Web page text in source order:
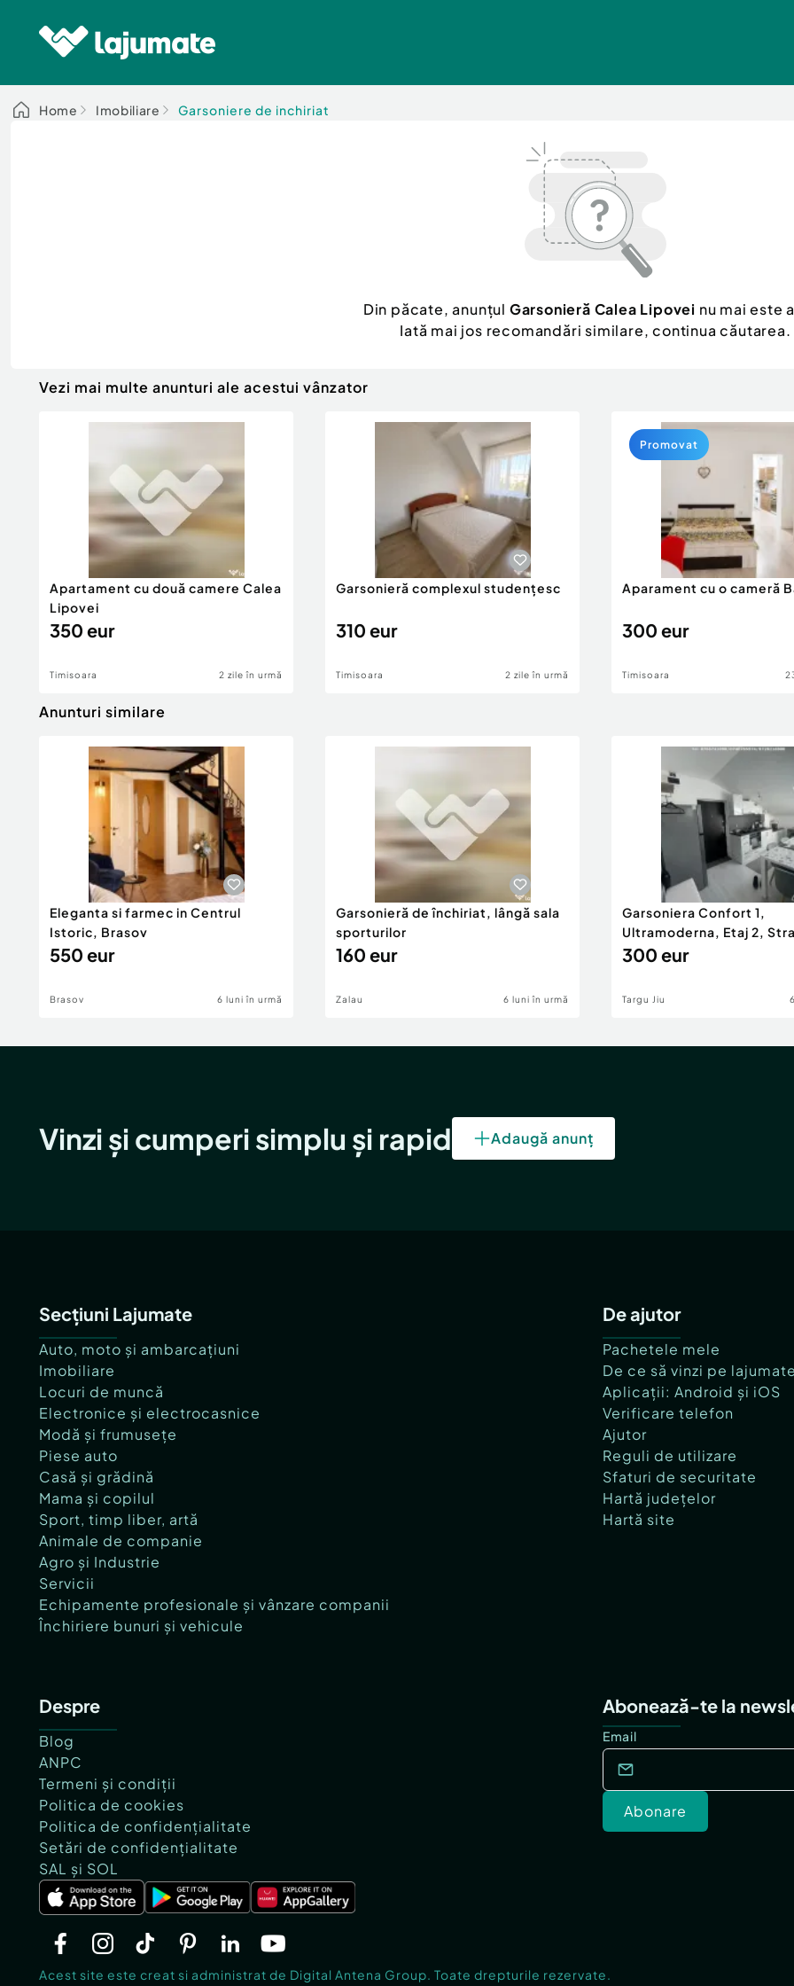
Home Imobiliare Garsoniere de inchiriat
Din păcate, anunțul Garsonieră Calea Lipovei nu mai este
Iată mai jos recomandări similare, continua căutarea.
Vezi mai multe anunturi ale acestui vânzator
Apartament cu două camere Calea
Lipovei
350 eur
Timisoara 2 zile în urmă
Garsonieră complexul studențesc
310 eur
Timisoara 2 zile în urmă
Aparament cu o cameră
300 eur
Timisoara
Promovat
Anunturi similare
Eleganta si farmec in Centrul
Istoric, Brasov
550 eur
Brasov 6 luni în urmă
Garsonieră de închiriat, lângă sala
sporturilor
160 eur
Zalau 6 luni în urmă
Garsoniera Confort 1,
Ultramoderna, Etaj 2,
2
300 eur
Targu Jiu
Vinzi și cumperi simplu și rapid Adaugă anunț
Secțiuni Lajumate
Auto, moto și ambarcațiuni
Imobiliare
Locuri de muncă
Electronice și electrocasnice
Modă și frumusețe
Piese auto
Casă și grădină
Mama și copilul
Sport, timp liber, artă
Animale de companie
Agro și Industrie
Servicii
Echipamente profesionale și vânzare companii
Închiriere bunuri și vehicule
De ajutor
Pachetele mele
De ce să vinzi pe
Aplicații: Android și iOS
Verificare telefon
Ajutor
Reguli de utilizare
Sfaturi de securitate
Hartă județelor
Hartă site
Despre
Blog
ANPC
Termeni și condiții
Politica de cookies
Politica de confidențialitate
Setări de confidențialitate
SAL și SOL
Abonează-te la
Email
Abonare
Acest site este creat si administrat de Digital Antena Group. Toate drepturile rezervate.